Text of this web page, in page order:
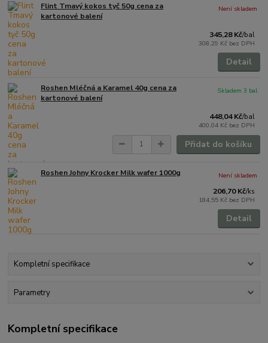
Flint Tmavý kokos tyč 50g cena za
kartonové balení
345,28 Kč/bal
308,29 Kč bez DPH
Není skladem
Detail
Roshen Mléčná a Karamel 40g cena za
kartonové balení
448,04 Kč/bal
400,04 Kč bez DPH
Skladem 3 bal
Přidat do košíku
Roshen Johny Krocker Milk wafer 1000g
206,70 Kč/ks
184,55 Kč bez DPH
Není skladem
Detail
Kompletní specifikace
Parametry
Kompletní specifikace